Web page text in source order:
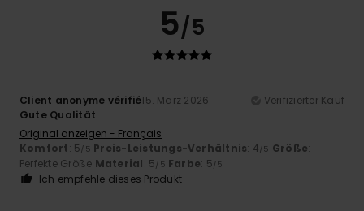
5/5
Client anonyme vérifié15. März 2026
Verifizierter Kauf
Gute Qualität
Original anzeigen - Français
Komfort: 5 /5 Preis-Leistungs-Verhältnis: 4 /5 Größe:
Perfekte Größe Material: 5 /5 Farbe: 5 /5
Ich empfehle dieses Produkt